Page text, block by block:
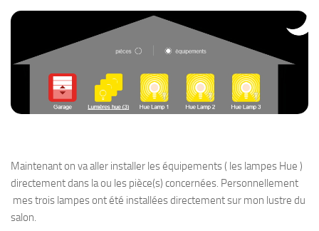
Maintenant on va aller installer les équipements ( les lampes Hue )
directement dans la ou les pièce(s) concernées. Personnellement
mes trois lampes ont été installées directement sur mon lustre du
salon.